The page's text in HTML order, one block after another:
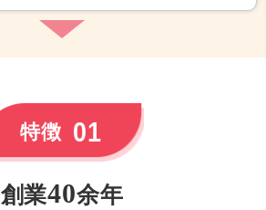
特徴 01
創業40余年